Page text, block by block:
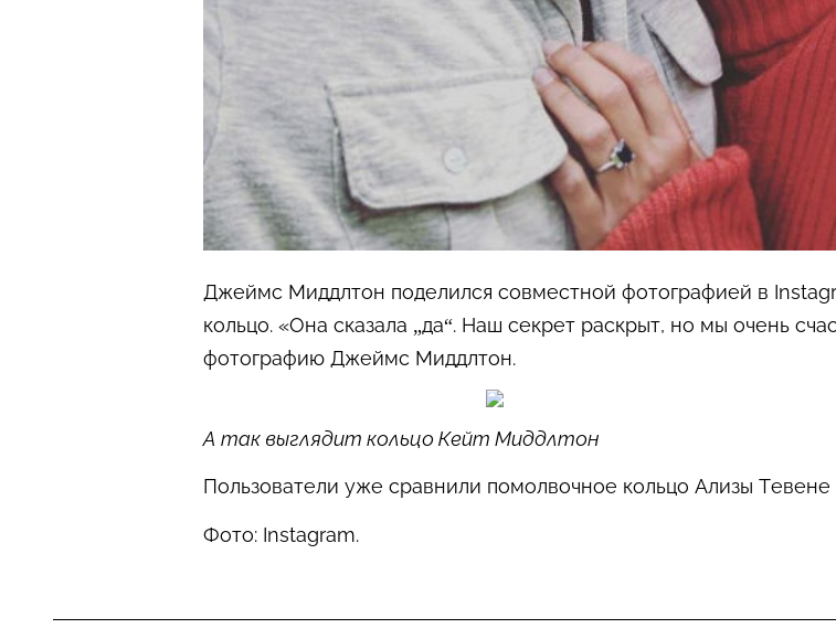
Джеймс Миддлтон поделился совместной фотографией в
кольцо. «Она сказала „да“. Наш секрет раскрыт, но мы очень
фотографию Джеймс Миддлтон.
А так выглядит кольцо Кейт Миддлтон
Пользователи уже сравнили помолвочное кольцо Ализы
Фото: Instagram.